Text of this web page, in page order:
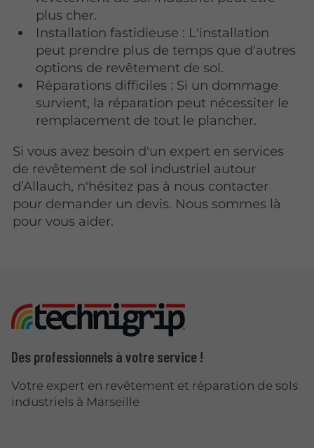
plus cher.
Installation fastidieuse : L'installation
peut prendre plus de temps que d'autres
options de revêtement de sol.
Réparations difficiles : Si un dommage
survient, la réparation peut nécessiter le
remplacement de tout le plancher.
Si vous avez besoin d'un expert en services
de revêtement de sol industriel autour
d’Allauch, n'hésitez pas à nous contacter
pour demander un devis. Nous sommes là
pour vous aider.
Des professionnels à votre service !
Votre expert en revêtement et réparation de sols
industriels à Marseille